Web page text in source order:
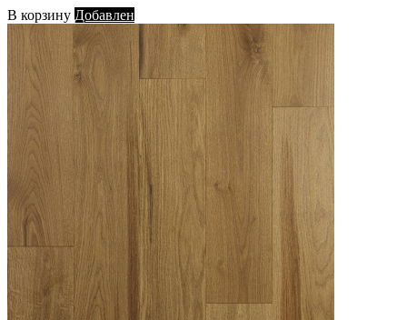
В корзину Добавлен